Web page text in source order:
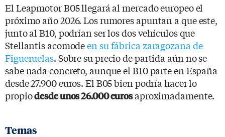
El Leapmotor B05 llegará al mercado europeo el
próximo año 2026. Los rumores apuntan a que este,
junto al B10, podrían ser los dos vehículos que
Stellantis acomodeen su fábrica zaragozana de
Figueruelas. Sobre su precio de partida aún no se
sabe nada concreto, aunque el B10 parte en España
desde 27.900 euros. El B05 bien podría hacer lo
propiodesde unos 26.000 eurosaproximadamente.
Temas